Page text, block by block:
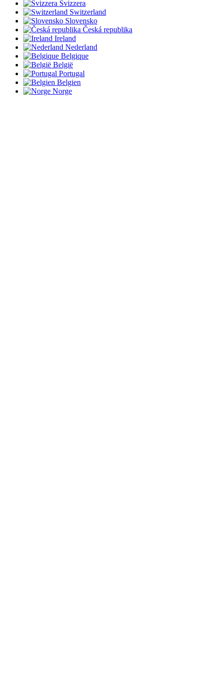
Svizzera
Switzerland
Slovensko
Česká republika
Ireland
Nederland
Belgique
België
Portugal
Belgien
Norge